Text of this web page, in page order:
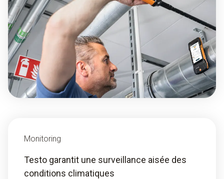
Monitoring
Testo garantit une surveillance aisée des
conditions climatiques